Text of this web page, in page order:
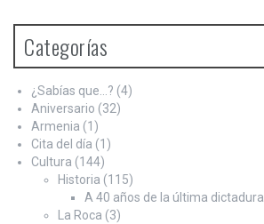
Categorías
¿Sabías que…? (4)
Aniversario (32)
Armenia (1)
Cita del día (1)
Cultura (144)
Historia (115)
A 40 años de la última dictadura
La Roca (3)